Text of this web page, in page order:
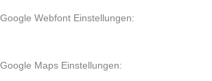
Google Webfont Einstellungen:
Google Maps Einstellungen: